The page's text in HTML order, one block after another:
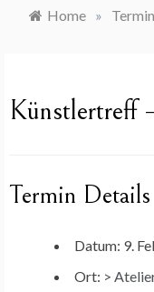
Home »
Künstlertreff
Termin Details
Datum: 9.
Ort: >